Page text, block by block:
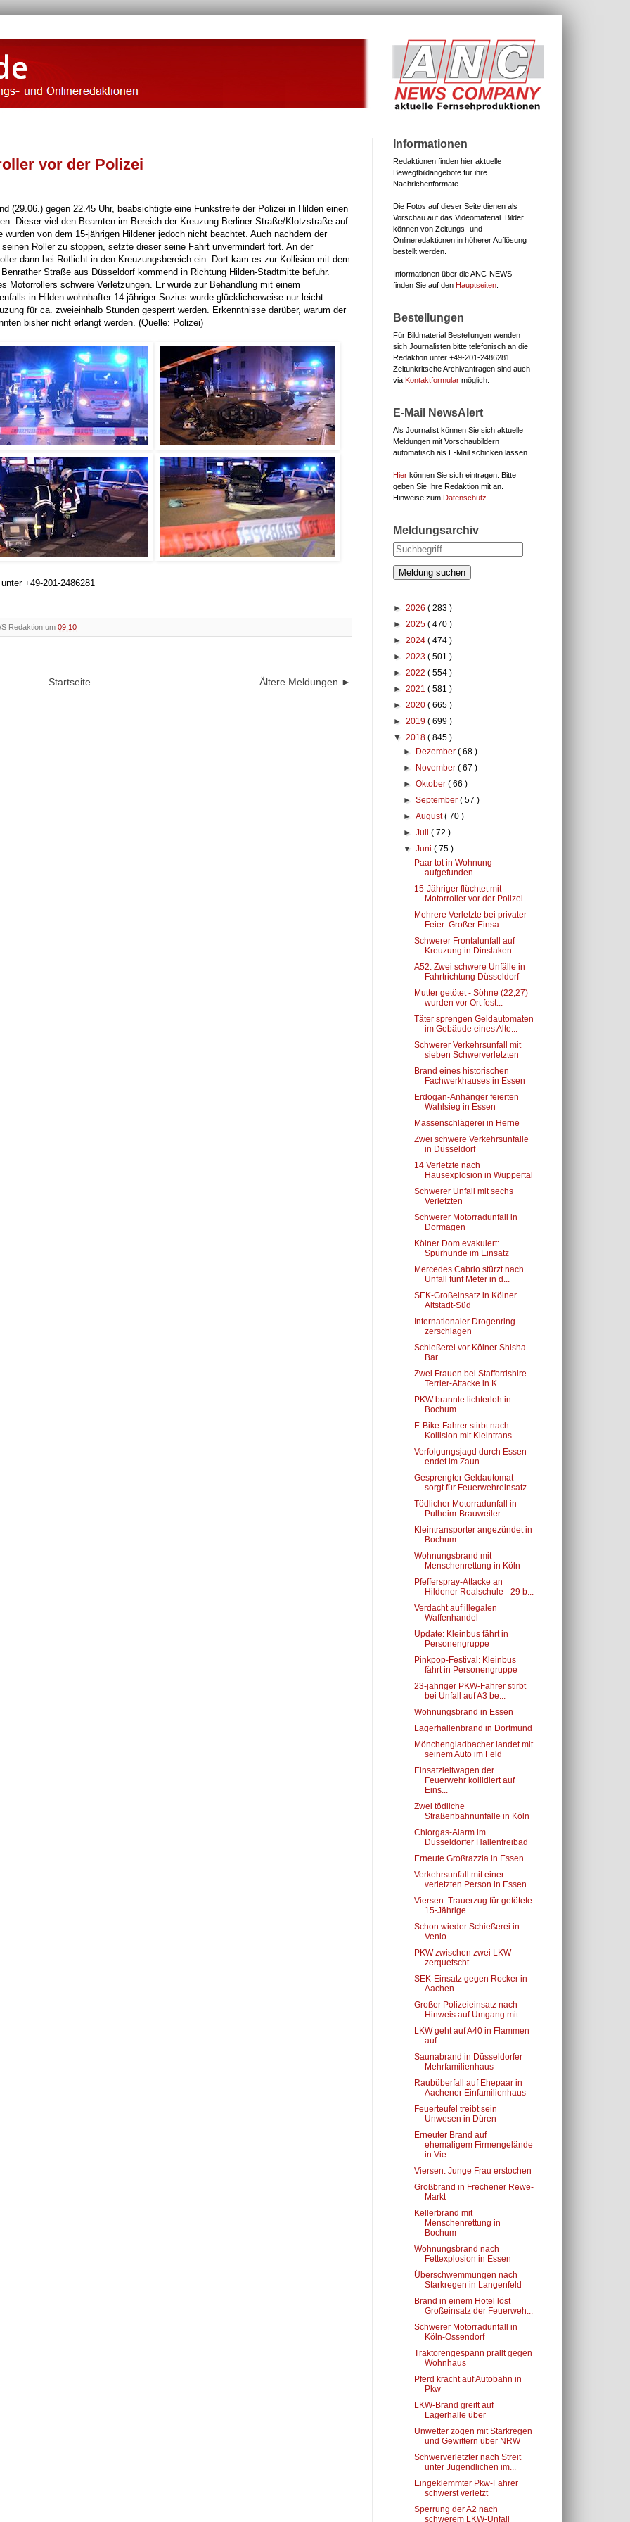
vor der Polizei
(29.06.) gegen 22.45 Uhr, beabsichtigte eine Funkstreife der Polizei in Hilden einen
Dieser viel den Beamten im Bereich der Kreuzung Berliner Straße/Klotzstraße auf.
von dem 15-jährigen Hildener jedoch nicht beachtet. Auch nachdem der
Roller zu stoppen, setzte dieser seine Fahrt unvermindert fort. An der
dann bei Rotlicht in den Kreuzungsbereich ein. Dort kam es zur Kollision mit dem
Straße aus Düsseldorf kommend in Richtung Hilden-Stadtmitte befuhr.
Motorrollers schwere Verletzungen. Er wurde zur Behandlung mit einem
in Hilden wohnhafter 14-jähriger Sozius wurde glücklicherweise nur leicht
für ca. zweieinhalb Stunden gesperrt werden. Erkenntnisse darüber, warum der
bisher nicht erlangt werden. (Quelle: Polizei)
+49-201-2486281
Redaktion um 09:10
Ältere Meldungen ►
Startseite
Informationen
Redaktionen finden hier aktuelle
Bewegtbildangebote für ihre
Nachrichenformate.
Die Fotos auf dieser Seite dienen als
Vorschau auf das Videomaterial. Bilder
können von Zeitungs- und
Onlineredaktionen in höherer Auflösung
bestellt werden.
Informationen über die ANC-NEWS
finden Sie auf den Hauptseiten
Bestellungen
Für Bildmaterial Bestellungen wenden
sich Journalisten bitte telefonisch an die
Redaktion unter +49-201-2486281.
Zeitunkritsche Archivanfragen sind auch
via Kontaktformular möglich.
E-Mail NewsAlert
Als Journalist können Sie sich aktuelle
Meldungen mit Vorschaubildern
automatisch als E-Mail schicken lassen.
Hier können Sie sich eintragen. Bitte
geben Sie Ihre Redaktion mit an.
Hinweise zum Datenschutz
Meldungsarchiv
Meldung suchen
► 2026 ( 283 )
► 2025 ( 470 )
► 2024 ( 474 )
► 2023 ( 501 )
► 2022 ( 554 )
► 2021 ( 581 )
► 2020 ( 665 )
► 2019 ( 699 )
▼ 2018 ( 845 )
►
Dezember( 68 )
►
November( 67 )
►Oktober( 66 )
►September( 57 )
►August( 70 )
►Juli( 72 )
▼Juni( 75 )
Paar tot in Wohnung
aufgefunden
15-Jähriger flüchtet mit
Motorroller vor der Polizei
Mehrere Verletzte bei privater
Feier: Großer Einsa...
Schwerer Frontalunfall auf
Kreuzung in Dinslaken
A52: Zwei schwere Unfälle in
Fahrtrichtung Düsseldorf
Mutter getötet - Söhne (22,27)
wurden vor Ort fest...
Täter sprengen Geldautomaten
im Gebäude eines Alte...
Schwerer Verkehrsunfall mit
sieben Schwerverletzten
Brand eines historischen
Fachwerkhauses in Essen
Erdogan-Anhänger feierten
Wahlsieg in Essen
Massenschlägerei in Herne
Zwei schwere Verkehrsunfälle
in Düsseldorf
14 Verletzte nach
Hausexplosion in Wuppertal
Schwerer Unfall mit sechs
Verletzten
Schwerer Motorradunfall in
Dormagen
Kölner Dom evakuiert:
Spürhunde im Einsatz
Mercedes Cabrio stürzt nach
Unfall fünf Meter in d...
SEK-Großeinsatz in Kölner
Altstadt-Süd
Internationaler Drogenring
zerschlagen
Schießerei vor Kölner Shisha-
Bar
Zwei Frauen bei Staffordshire
Terrier-Attacke in K...
PKW brannte lichterloh in
Bochum
E-Bike-Fahrer stirbt nach
Kollision mit Kleintrans...
Verfolgungsjagd durch Essen
endet im Zaun
Gesprengter Geldautomat
sorgt für Feuerwehreinsatz...
Tödlicher Motorradunfall in
Pulheim-Brauweiler
Kleintransporter angezündet in
Bochum
Wohnungsbrand mit
Menschenrettung in Köln
Pfefferspray-Attacke an
Hildener Realschule - 29 b...
Verdacht auf illegalen
Waffenhandel
Update: Kleinbus fährt in
Personengruppe
Pinkpop-Festival: Kleinbus
fährt in Personengruppe
23-jähriger PKW-Fahrer stirbt
bei Unfall auf A3 be...
Wohnungsbrand in Essen
Lagerhallenbrand in Dortmund
Mönchengladbacher landet mit
seinem Auto im Feld
Einsatzleitwagen der
Feuerwehr kollidiert auf
Eins...
Zwei tödliche
Straßenbahnunfälle in Köln
Chlorgas-Alarm im
Düsseldorfer Hallenfreibad
Erneute Großrazzia in Essen
Verkehrsunfall mit einer
verletzten Person in Essen
Viersen: Trauerzug für getötete
15-Jährige
Schon wieder Schießerei in
Venlo
PKW zwischen zwei LKW
zerquetscht
SEK-Einsatz gegen Rocker in
Aachen
Großer Polizeieinsatz nach
Hinweis auf Umgang mit ...
LKW geht auf A40 in Flammen
auf
Saunabrand in Düsseldorfer
Mehrfamilienhaus
Raubüberfall auf Ehepaar in
Aachener Einfamilienhaus
Feuerteufel treibt sein
Unwesen in Düren
Erneuter Brand auf
ehemaligem Firmengelände
in Vie...
Viersen: Junge Frau erstochen
Großbrand in Frechener Rewe-
Markt
Kellerbrand mit
Menschenrettung in
Bochum
Wohnungsbrand nach
Fettexplosion in Essen
Überschwemmungen nach
Starkregen in Langenfeld
Brand in einem Hotel löst
Großeinsatz der Feuerweh...
Schwerer Motorradunfall in
Köln-Ossendorf
Traktorengespann prallt gegen
Wohnhaus
Pferd kracht auf Autobahn in
Pkw
LKW-Brand greift auf
Lagerhalle über
Unwetter zogen mit Starkregen
und Gewittern über NRW
Schwerverletzter nach Streit
unter Jugendlichen im...
Eingeklemmter Pkw-Fahrer
schwerst verletzt
Sperrung der A2 nach
schwerem LKW-Unfall